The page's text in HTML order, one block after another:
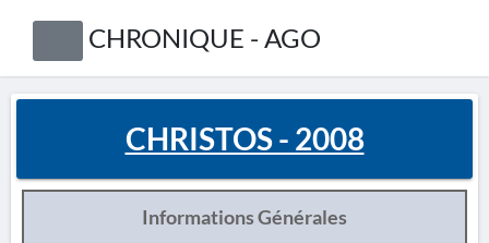
CHRONIQUE - AGO
CHRISTOS - 2008
Informations Générales